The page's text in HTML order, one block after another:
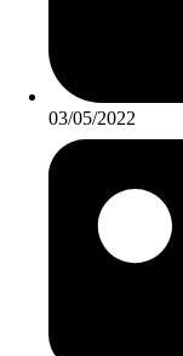
03/05/2022